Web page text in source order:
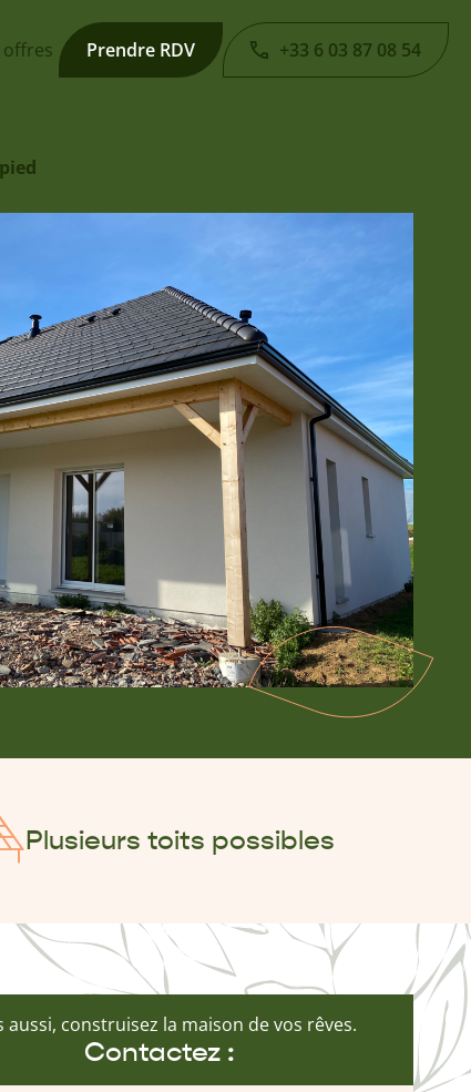
offres Prendre RDV +33 6 03 87 08 54
Plusieurs toits possibles
aussi, construisez la maison de vos rêves.
Contactez :